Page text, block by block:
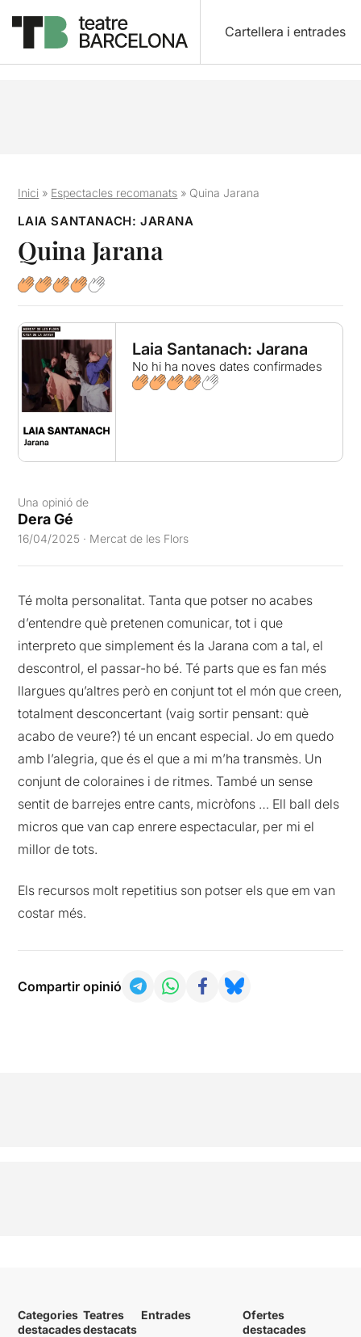
Cartellera i entrades
Inici » Espectacles recomanats » Quina Jarana
LAIA SANTANACH: JARANA
Quina Jarana
Laia Santanach: Jarana
No hi ha noves dates confirmades
Una opinió de
Dera Gé
16/04/2025 · Mercat de les Flors
Té molta personalitat. Tanta que potser no acabes
d’entendre què pretenen comunicar, tot i que
interpreto que simplement és la Jarana com a tal, el
descontrol, el passar-ho bé. Té parts que es fan més
llargues qu’altres però en conjunt tot el món que creen,
totalment desconcertant (vaig sortir pensant: què
acabo de veure?) té un encant especial. Jo em quedo
amb l’alegria, que és el que a mi m’ha transmès. Un
conjunt de coloraines i de ritmes. També un sense
sentit de barrejes entre cants, micròfons … Ell ball dels
micros que van cap enrere espectacular, per mi el
millor de tots.
Els recursos molt repetitius son potser els que em van
costar més.
Compartir opinió
Categories
destacades
Teatres
destacats
Entrades
Ofertes
destacades